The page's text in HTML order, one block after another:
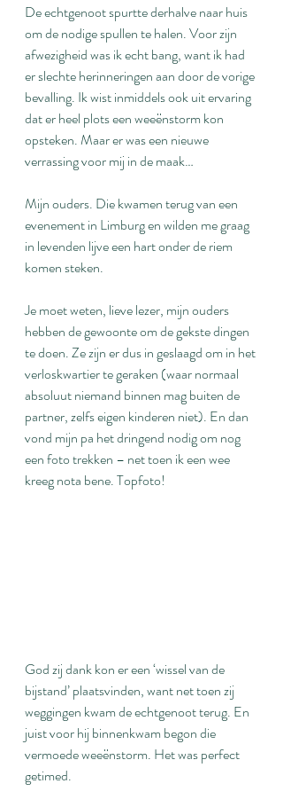
De echtgenoot spurtte derhalve naar huis
om de nodige spullen te halen. Voor zijn
afwezigheid was ik echt bang, want ik had
er slechte herinneringen aan door de vorige
bevalling. Ik wist inmiddels ook uit ervaring
dat er heel plots een weeënstorm kon
opsteken. Maar er was een nieuwe
verrassing voor mij in de maak…
Mijn ouders. Die kwamen terug van een
evenement in Limburg en wilden me graag
in levenden lijve een hart onder de riem
komen steken.
Je moet weten, lieve lezer, mijn ouders
hebben de gewoonte om de gekste dingen
te doen. Ze zijn er dus in geslaagd om in het
verloskwartier te geraken (waar normaal
absoluut niemand binnen mag buiten de
partner, zelfs eigen kinderen niet). En dan
vond mijn pa het dringend nodig om nog
een foto trekken – net toen ik een wee
kreeg nota bene. Topfoto!
God zij dank kon er een ‘wissel van de
bijstand’ plaatsvinden, want net toen zij
weggingen kwam de echtgenoot terug. En
juist voor hij binnenkwam begon die
vermoede weeënstorm. Het was perfect
getimed.